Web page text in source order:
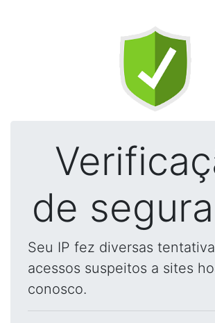
de
Seu IP fez diversas
acessos suspeitos a sites
conosco.